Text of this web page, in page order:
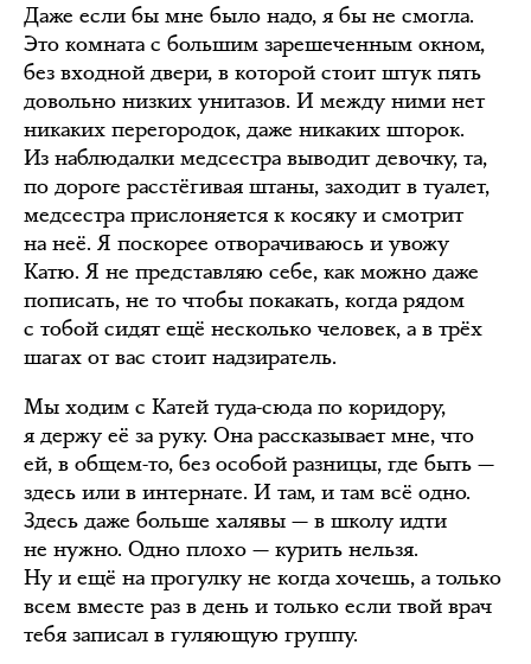
Даже если бы мне было надо, я бы не смогла.
Это комната с большим зарешеченным окном,
без входной двери, в которой стоит штук пять
довольно низких унитазов. И между ними нет
никаких перегородок, даже никаких шторок.
Из наблюдалки медсестра выводит девочку, та,
по дороге расстёгивая штаны, заходит в туалет,
медсестра прислоняется к косяку и смотрит
на неё. Я поскорее отворачиваюсь и увожу
Катю. Я не представляю себе, как можно даже
пописать, не то чтобы покакать, когда рядом
с тобой сидят ещё несколько человек, а в трёх
шагах от вас стоит надзиратель.
Мы ходим с Катей туда-сюда по коридору,
я держу её за руку. Она рассказывает мне, что
ей, в общем-то, без особой разницы, где быть —
здесь или в интернате. И там, и там всё одно.
Здесь даже больше халявы — в школу идти
не нужно. Одно плохо — курить нельзя.
Ну и ещё на прогулку не когда хочешь, а только
всем вместе раз в день и только если твой врач
тебя записал в гуляющую группу.